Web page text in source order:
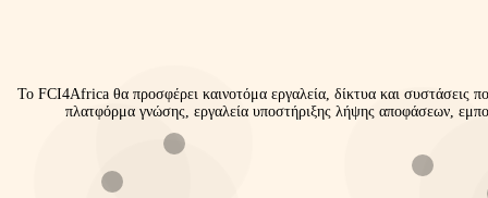
Το FCI4Africa θα προσφέρει καινοτόμα εργαλεία, δίκτυα και συστάσεις
πλατφόρμα γνώσης, εργαλεία υποστήριξης λήψης αποφάσεων,